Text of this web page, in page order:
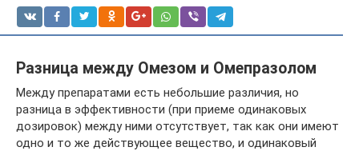
Разница между Омезом и Омепразолом
Между препаратами есть небольшие различия, но
разница в эффективности (при приеме одинаковых
дозировок) между ними отсутствует, так как они имеют
одно и то же действующее вещество, и одинаковый